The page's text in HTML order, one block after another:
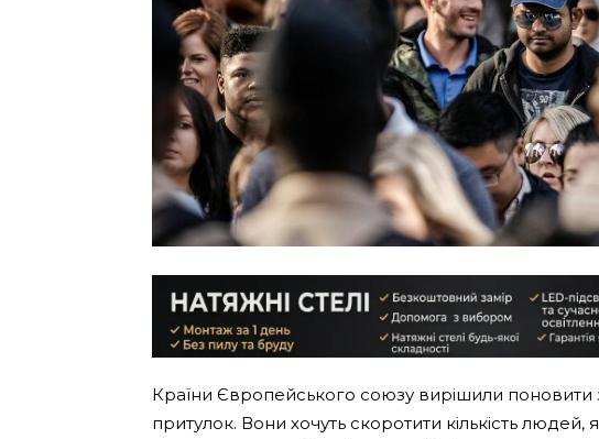
Країни Європейського союзу вирішили поновити
притулок. Вони хочуть скоротити кількість